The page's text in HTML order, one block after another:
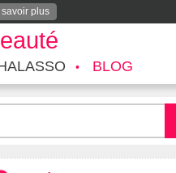
savoir plus
BLOG